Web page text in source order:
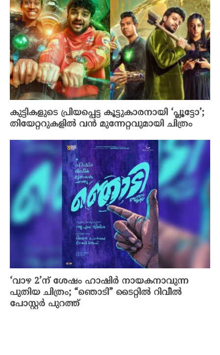
കുട്ടികളുടെ പ്രിയപ്പെട്ട കൂട്ടുകാരനായി ‘പ്ലൂട്ടോ’;
തിയേറ്ററുകളിൽ വൻ മുന്നേറ്റവുമായി ചിത്രം
‘വാഴ 2’ന് ശേഷം ഹാഷിർ നായകനാവുന്ന
പുതിയ ചിത്രം; “ഞൊടി” ടൈറ്റിൽ റിവീൽ
പോസ്റ്റർ പുറത്ത്